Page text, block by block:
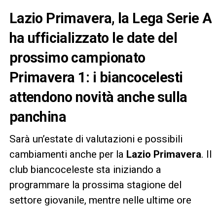
Lazio Primavera, la Lega Serie A
ha ufficializzato le date del
prossimo campionato
Primavera 1: i biancocelesti
attendono novità anche sulla
panchina
Sarà un’estate di valutazioni e possibili
cambiamenti anche per la Lazio Primavera. Il
club biancoceleste sta iniziando a
programmare la prossima stagione del
settore giovanile, mentre nelle ultime ore